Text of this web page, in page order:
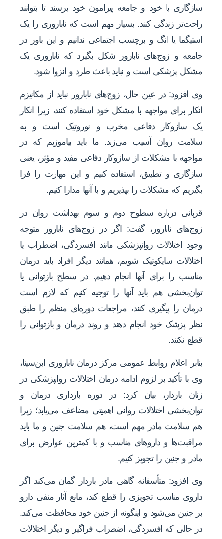
سازگاری با خود و جامعه پیرامون خود برسند تا بتوانند
راحت‌تر زندگی کنند. بسیار مهم است که ناباروری را یک
استیگما یا انگ و برچسب اجتماعی ندانیم و این باور در
جامعه و زوج‌های نابارور شکل بگیرد که ناباروری یک
مشکل پزشکی است و نباید باعث طرد و انزوا شود.
وی افزود: در عین حال، زوج‌های نابارور نباید از مکانیزم
انکار برای مواجهه با مشکل خود استفاده کنند، زیرا انکار
یک سازوکار دفاعی مخرب و نوروتیک است و به
سلامت روان آسیب می‌زند. ما باید بیاموزیم که در
مواجهه با مشکلات از سازوکار دفاعی مفید و مؤثر، یعنی
سازگاری و تطبیق، استفاده کنیم و این مهارت را فرا
بگیریم که مشکلات را بپذیریم و با آنها مدارا کنیم.
قربانی درباره سطوح دوم و سوم بهداشت روان در
زوج‌های نابارور، گفت: اگر در زوج‌های نابارور متوجه
وجود اختلالات روانپزشکی مانند افسردگی، اضطراب یا
اختلالات سایکوتیک شویم، همانند دیگر افراد باید درمان
مناسب را برای آنها انجام دهیم. در سطح بازتوانی یا
توان‌بخشی هم باید آنها را توجیه کنیم که لازم است
درمان را پیگیری کنند، مراجعات دوره‌ای منظم را طبق
نظر پزشک خود انجام دهند و روند درمان و بازتوانی را
قطع نکنند.
بنابر اعلام روابط عمومی مرکز درمان ناباروری ابن‌سینا،
وی با تأکید بر لزوم ادامه درمان اختلالات روانپزشکی در
زنان باردار، بیان کرد: در دوره بارداری درمان و
توان‌بخشی اختلالات روانی اهمیتی مضاعف می‌یابد؛ زیرا
هم سلامت مادر مهم است، هم سلامت جنین و ما باید
مراقبت‌ها و داروهای مناسب و با کمترین عوارض برای
مادر و جنین را تجویز کنیم.
وی افزود: متأسفانه گاهی مادر باردار گمان می‌کند اگر
داروی مناسب تجویزی را قطع کند، مانع آثار منفی دارو
بر جنین می‌شود و اینگونه از جنین خود محافظت می‌کند.
در حالی که افسردگی، اضطراب فراگیر و دیگر اختلالات